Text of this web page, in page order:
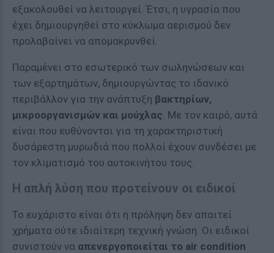
εξακολουθεί να λειτουργεί. Έτσι, η υγρασία που
έχει δημιουργηθεί στο κύκλωμα αερισμού δεν
προλαβαίνει να απομακρυνθεί.
Παραμένει στο εσωτερικό των σωληνώσεων και
των εξαρτημάτων, δημιουργώντας το ιδανικό
περιβάλλον για την ανάπτυξη βακτηρίων,
μικροοργανισμών και μούχλας. Με τον καιρό, αυτά
είναι που ευθύνονται για τη χαρακτηριστική
δυσάρεστη μυρωδιά που πολλοί έχουν συνδέσει με
τον κλιματισμό του αυτοκινήτου τους.
Η απλή λύση που προτείνουν οι ειδικοί
Το ευχάριστο είναι ότι η πρόληψη δεν απαιτεί
χρήματα ούτε ιδιαίτερη τεχνική γνώση. Οι ειδικοί
συνιστούν να απενεργοποιείται το air condition